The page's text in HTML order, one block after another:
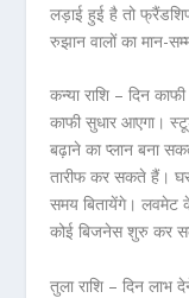
लड़ाई हुई है तो
रुझान वालों का मान-
कन्या राशि – दिन
काफी सुधार आएगा।
बढ़ाने का प्लान बना
तारीफ कर सकते हैं। घर
समय बितायेंगे। लवमेट
कोई बिजनेस शुरु कर
तुला राशि – दिन लाभ